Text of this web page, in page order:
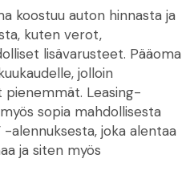
koostuu auton hinnasta ja
kuten verot,
lisävarusteet. Pääoma
jolloin
pienemmät. Leasing-
sopia mahdollisesta
alennuksesta, joka alentaa
ja siten myös